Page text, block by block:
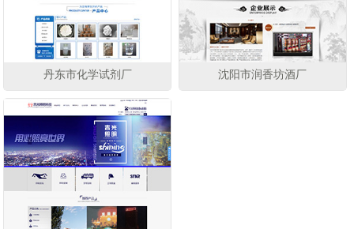
丹东市化学试剂厂 沈阳市润香坊酒厂